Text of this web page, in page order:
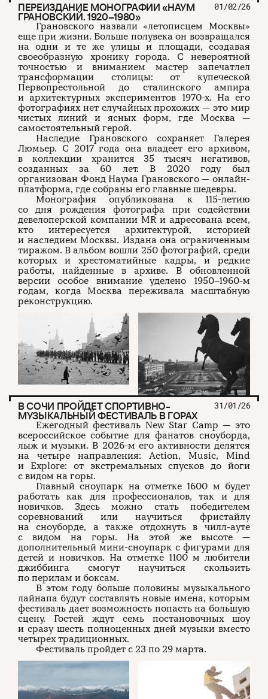
ПЕРЕИЗДАНИЕ МОНОГРАФИИ «НАУМ
ГРАНОВСКИЙ. 1920–1980»
01/02/26
Грановского назвали «летописцем Москвы»
еще при жизни. Больше полувека он возвращался
на одни и те же улицы и площади, создавая
своеобразную хронику города. С невероятной
точностью и вниманием мастер запечатлел
трансформации столицы: от купеческой
Первопрестольной до сталинского ампира
и архитектурных экспериментов 1970-х. На его
фотографиях нет случайных прохожих — это мир
чистых линий и ясных форм, где Москва —
самостоятельный герой.
Наследие Грановского сохраняет Галерея
Люмьер. С 2017 года она владеет его архивом,
в коллекции хранится 35 тысяч негативов,
созданных за 60 лет. В 2020 году был
организован Фонд Наума Грановского — онлайн-
платформа, где собраны его главные шедевры.
Монография опубликована к 115-летию
со дня рождения фотографа при содействии
девелоперской компании MR и адресована всем,
кто интересуется архитектурой, историей
и наследием Москвы. Издана она ограниченным
тиражом. В альбом вошли 250 фотографий, среди
которых и хрестоматийные кадры, и редкие
работы, найденные в архиве. В обновленной
версии особое внимание уделено 1950–1960-м
годам, когда Москва переживала масштабную
реконструкцию.
В СОЧИ ПРОЙДЕТ СПОРТИВНО-
МУЗЫКАЛЬНЫЙ ФЕСТИВАЛЬ В ГОРАХ
31/01/26
Ежегодный фестиваль New Star Camp — это
всероссийское событие для фанатов сноуборда,
лыж и музыки. В 2026-м его активности делятся
на четыре направления: Action, Music, Mind
и Explore: от экстремальных спусков до йоги
с видом на горы.
Главный сноупарк на отметке 1600 м будет
работать как для профессионалов, так и для
новичков. Здесь можно стать победителем
соревнований или научиться фристайлу
на сноуборде, а также отдохнуть в чилл-ауте
с видом на горы. На этой же высоте —
дополнительный мини-сноупарк с фигурами для
детей и новичков. На отметке 1100 м любители
джиббинга смогут научиться скользить
по перилам и боксам.
В этом году больше половины музыкального
лайнапа будут составлять новые имена, которым
фестиваль дает возможность попасть на большую
сцену. Гостей ждут семь постановочных шоу
и сразу шесть полноценных дней музыки вместо
четырех традиционных.
Фестиваль пройдет с 23 по 29 марта.